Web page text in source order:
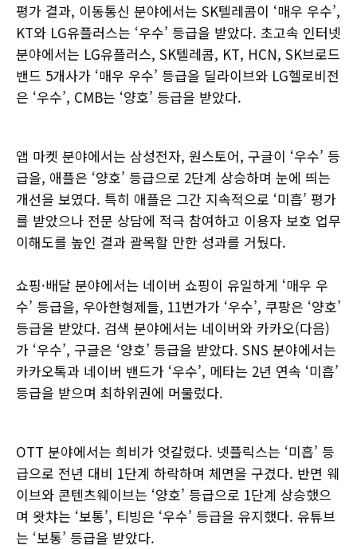
평가 결과, 이동통신 분야에서는 SK텔레콤이 ‘매우 우수’,
KT와 LG유플러스는 ‘우수’ 등급을 받았다. 초고속 인터넷
분야에서는 LG유플러스, SK텔레콤, KT, HCN, SK브로드
밴드 5개사가 ‘매우 우수’ 등급을 딜라이브와 LG헬로비전
은 ‘우수’, CMB는 ‘양호’ 등급을 받았다.
앱 마켓 분야에서는 삼성전자, 원스토어, 구글이 ‘우수’ 등
급을, 애플은 ‘양호’ 등급으로 2단계 상승하며 눈에 띄는
개선을 보였다. 특히 애플은 그간 지속적으로 ‘미흡’ 평가
를 받았으나 전문 상담에 적극 참여하고 이용자 보호 업무
이해도를 높인 결과 괄목할 만한 성과를 거뒀다.
쇼핑·배달 분야에서는 네이버 쇼핑이 유일하게 ‘매우 우
수’ 등급을, 우아한형제들, 11번가가 ‘우수’, 쿠팡은 ‘양호’
등급을 받았다. 검색 분야에서는 네이버와 카카오(다음)
가 ‘우수’, 구글은 ‘양호’ 등급을 받았다. SNS 분야에서는
카카오톡과 네이버 밴드가 ‘우수’, 메타는 2년 연속 ‘미흡’
등급을 받으며 최하위권에 머물렀다.
OTT 분야에서는 희비가 엇갈렸다. 넷플릭스는 ‘미흡’ 등
급으로 전년 대비 1단계 하락하며 체면을 구겼다. 반면 웨
이브와 콘텐츠웨이브는 ‘양호’ 등급으로 1단계 상승했으
며 왓챠는 ‘보통’, 티빙은 ‘우수’ 등급을 유지했다. 유튜브
는 ‘보통’ 등급을 받았다.